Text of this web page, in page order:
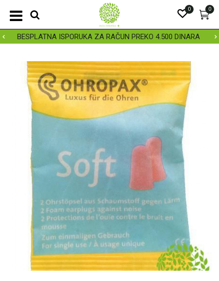
BESPLATNA ISPORUKA ZA RAČUN PREKO 4.500 DINARA
0
0